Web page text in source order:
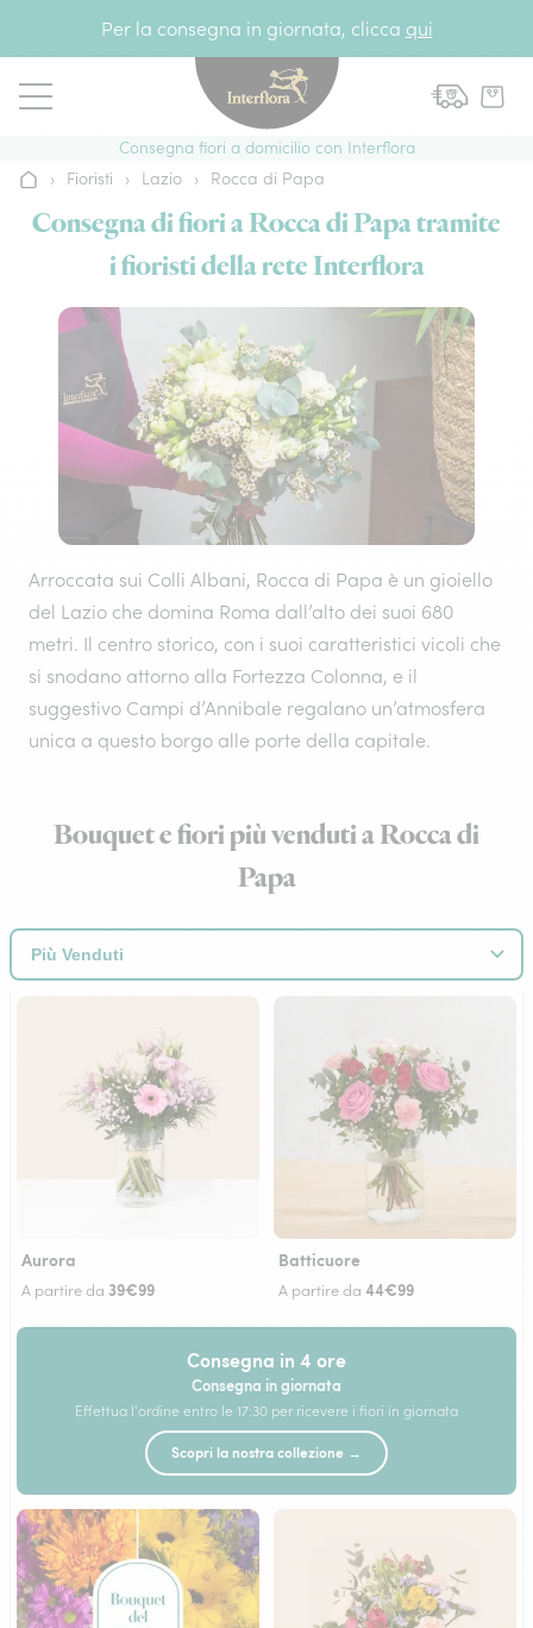
Per la consegna in giornata, clicca qui
Consegna fiori a domicilio con Interflora
Home› Fioristi › Lazio › Rocca di Papa
Consegna di fiori a Rocca di Papa tramite
i fioristi della rete Interflora
Arroccata sui Colli Albani, Rocca di Papa è un gioiello
del Lazio che domina Roma dall’alto dei suoi 680
metri. Il centro storico, con i suoi caratteristici vicoli che
si snodano attorno alla Fortezza Colonna, e il
suggestivo Campi d’Annibale regalano un’atmosfera
unica a questo borgo alle porte della capitale.
Bouquet e fiori più venduti a Rocca di
Papa
Aurora
A partire da 39€99
Batticuore
A partire da 44€99
Consegna in 4 ore
Consegna in giornata
Effettua l'ordine entro le 17:30 per ricevere i fiori in giornata
Scopri la nostra collezione →